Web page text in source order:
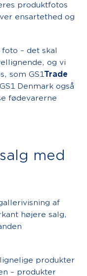
produktfotos
ensartethed og
– det skal
og vi
som GS1Trade
Denmark også
fødevarerne
med
af
højere salg,
produkter
– produkter